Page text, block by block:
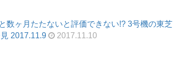
数ヶ月たたないと評価できない!? 3号機の東芝
2017.11.9
2017.11.10